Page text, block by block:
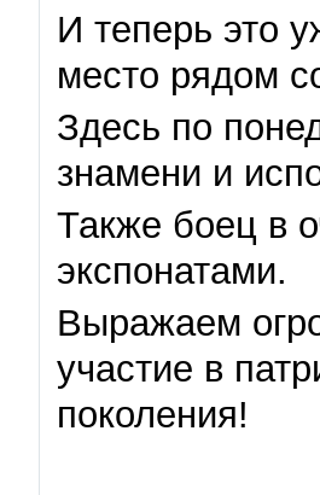
И теперь это
место рядом
Здесь по
знамени и
Также боец в
экспонатами.
Выражаем
участие в
поколения!